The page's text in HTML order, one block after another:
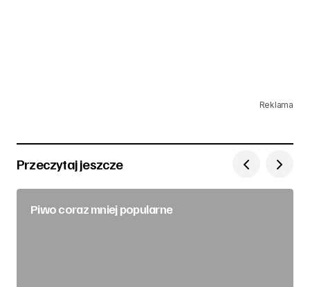
Reklama
Przeczytaj jeszcze
Piwo coraz mniej popularne